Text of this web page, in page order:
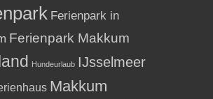
Ferienpark in
Ferienpark Makkum
Hundeurlaub IJsselmeer
Makkum